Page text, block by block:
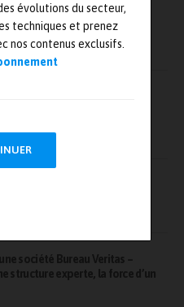
évolutions du secteur,
techniques et prenez
nos contenus exclusifs.
légères et plus
simulation
et compactes
société Bureau Veritas –
structure experte, la force d’un